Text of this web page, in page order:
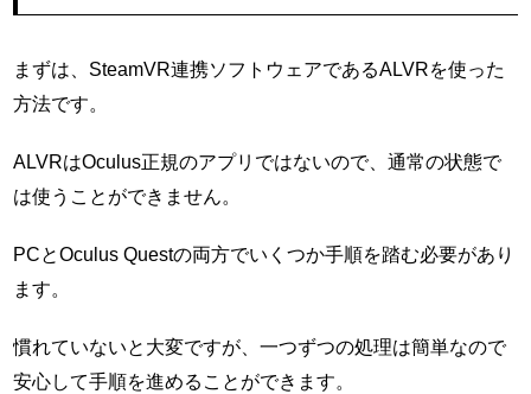
まずは、SteamVR連携ソフトウェアであるALVRを使った
方法です。
ALVRはOculus正規のアプリではないので、通常の状態で
は使うことができません。
PCとOculus Questの両方でいくつか手順を踏む必要があり
ます。
慣れていないと大変ですが、一つずつの処理は簡単なので
安心して手順を進めることができます。